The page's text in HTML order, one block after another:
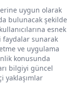
uygun olarak
bulunacak şekilde
esnek
faydalar sunarak
ve uygulama
konusunda
bilgiyi güncel
yaklaşımlar